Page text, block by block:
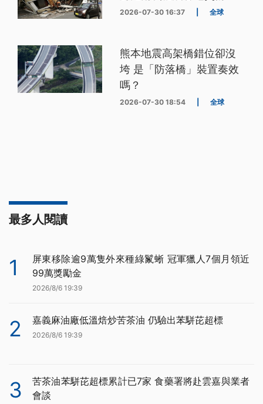
2026-07-30 16:37 全球
熊本地震高架橋錯位卻沒
垮 是「防落橋」裝置奏效
嗎？
2026-07-30 18:54 全球
最多人閱讀
1
屏東移除逾9萬隻外來種綠鬣蜥 冠軍獵人7個月領近
99萬獎勵金
2026/8/6 19:39
2 嘉義麻油廠低溫焙炒苦茶油 仍驗出苯駢芘超標
2026/8/6 19:39
3
苦茶油苯駢芘超標累計已7家 食藥署將赴雲嘉與業者
會談